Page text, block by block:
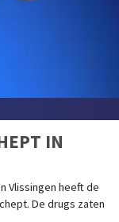
IN
Vlissingen heeft de
De drugs zaten